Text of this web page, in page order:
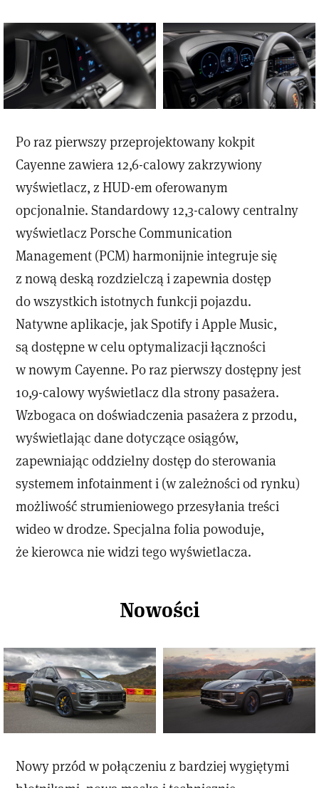
Po raz pierwszy przeprojektowany kokpit
Cayenne zawiera 12,6-calowy zakrzywiony
wyświetlacz, z HUD-em oferowanym
opcjonalnie. Standardowy 12,3-calowy centralny
wyświetlacz Porsche Communication
Management (PCM) harmonijnie integruje się
z nową deską rozdzielczą i zapewnia dostęp
do wszystkich istotnych funkcji pojazdu.
Natywne aplikacje, jak Spotify i Apple Music,
są dostępne w celu optymalizacji łączności
w nowym Cayenne. Po raz pierwszy dostępny jest
10,9-calowy wyświetlacz dla strony pasażera.
Wzbogaca on doświadczenia pasażera z przodu,
wyświetlając dane dotyczące osiągów,
zapewniając oddzielny dostęp do sterowania
systemem infotainment i (w zależności od rynku)
możliwość strumieniowego przesyłania treści
wideo w drodze. Specjalna folia powoduje,
że kierowca nie widzi tego wyświetlacza.
Nowości
Nowy przód w połączeniu z bardziej wygiętymi